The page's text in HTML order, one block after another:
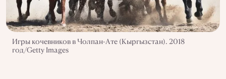
Игры кочевников в Чолпан-Ате (Кыргызстан). 2018
год/Getty Images